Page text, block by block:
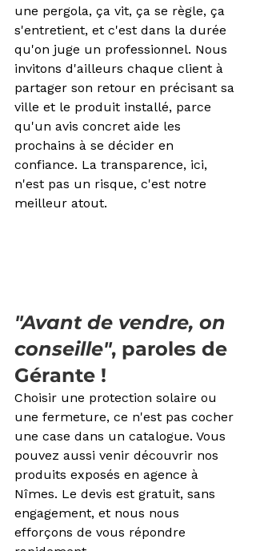
une pergola, ça vit, ça se règle, ça
s'entretient, et c'est dans la durée
qu'on juge un professionnel. Nous
invitons d'ailleurs chaque client à
partager son retour en précisant sa
ville et le produit installé, parce
qu'un avis concret aide les
prochains à se décider en
confiance. La transparence, ici,
n'est pas un risque, c'est notre
meilleur atout.
"Avant de vendre, on
conseille", paroles de
Gérante !
Choisir une protection solaire ou
une fermeture, ce n'est pas cocher
une case dans un catalogue. Vous
pouvez aussi venir découvrir nos
produits exposés en agence à
Nîmes. Le devis est gratuit, sans
engagement, et nous nous
efforçons de vous répondre